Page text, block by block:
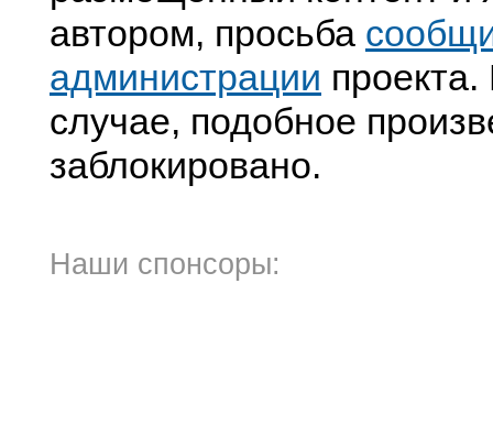
автором, просьба
администрации
случае, подобное
заблокировано.
Наши спонсоры: